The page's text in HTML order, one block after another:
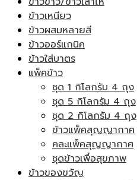
ข้าวเหนียว
ข้าวผสมหลายสี
ข้าวออร์แกนิค
ข้าวใส่บาตร
แพ็คข้าว
ชุด 1 กิโลกรัม 4 ถุง
ชุด 5 กิโลกรัม 4 ถุง
ชุด 2 กิโลกรัม 4 ถุง
ข้าวแพ็คสุญญากาศ
คละแพ็คสุญญากาศ
ชุดข้าวเพื่อสุขภาพ
ข้าวของขวัญ